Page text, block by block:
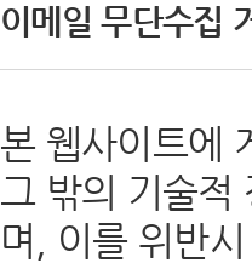
이메일 무단수집
본 웹사이트에
그 밖의 기술적
며, 이를 위반